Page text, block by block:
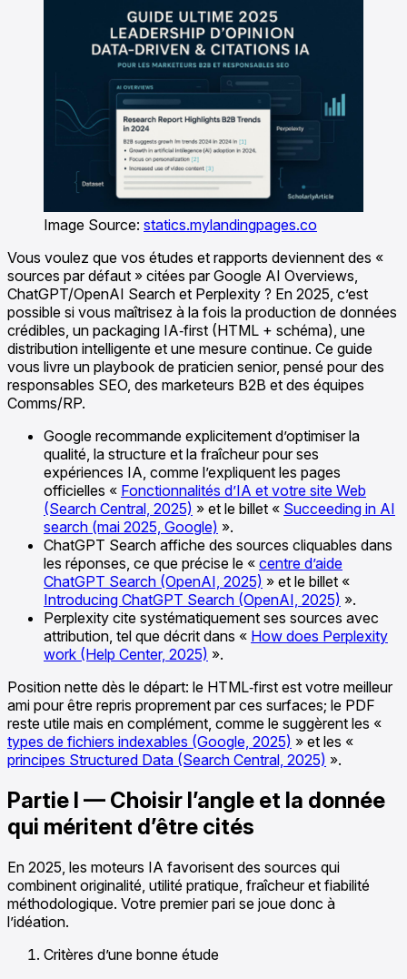
Image Source: statics.mylandingpages.co
Vous voulez que vos études et rapports deviennent des «
sources par défaut » citées par Google AI Overviews,
ChatGPT/OpenAI Search et Perplexity ? En 2025, c’est
possible si vous maîtrisez à la fois la production de données
crédibles, un packaging IA‑first (HTML + schéma), une
distribution intelligente et une mesure continue. Ce guide
vous livre un playbook de praticien senior, pensé pour des
responsables SEO, des marketeurs B2B et des équipes
Comms/RP.
Google recommande explicitement d’optimiser la
qualité, la structure et la fraîcheur pour ses
expériences IA, comme l’expliquent les pages
officielles « Fonctionnalités d’IA et votre site Web
(Search Central, 2025) » et le billet « Succeeding in AI
search (mai 2025, Google) ».
ChatGPT Search affiche des sources cliquables dans
les réponses, ce que précise le « centre d’aide
ChatGPT Search (OpenAI, 2025) » et le billet «
Introducing ChatGPT Search (OpenAI, 2025) ».
Perplexity cite systématiquement ses sources avec
attribution, tel que décrit dans « How does Perplexity
work (Help Center, 2025) ».
Position nette dès le départ: le HTML‑first est votre meilleur
ami pour être repris proprement par ces surfaces; le PDF
reste utile mais en complément, comme le suggèrent les «
types de fichiers indexables (Google, 2025) » et les «
principes Structured Data (Search Central, 2025) ».
Partie I — Choisir l’angle et la donnée
qui méritent d’être cités
En 2025, les moteurs IA favorisent des sources qui
combinent originalité, utilité pratique, fraîcheur et fiabilité
méthodologique. Votre premier pari se joue donc à
l’idéation.
Critères d’une bonne étude